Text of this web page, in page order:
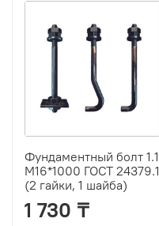
Фундаментный болт 1.1
М16*1000 ГОСТ 24379.1
(2 гайки, 1 шайба)
1 730 ₸